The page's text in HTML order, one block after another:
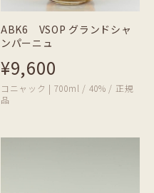
ABK6 VSOP グランドシャ
ンパーニュ
¥9,600
コニャック | 700ml / 40% / 正規
品